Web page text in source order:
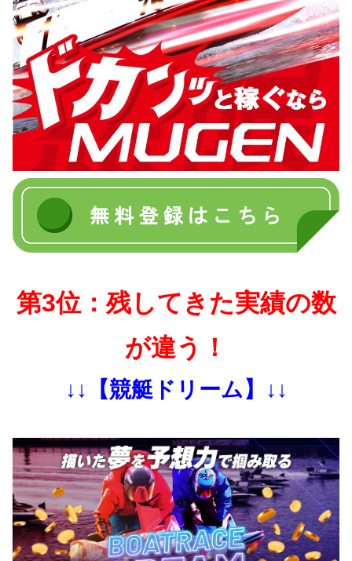
第3位：残してきた実績の数
が違う！
↓↓【競艇ドリーム】↓↓